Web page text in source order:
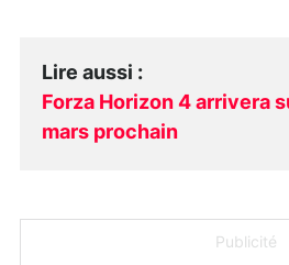
Lire aussi :
Forza Horizon 4 arrivera
mars prochain
Publicité